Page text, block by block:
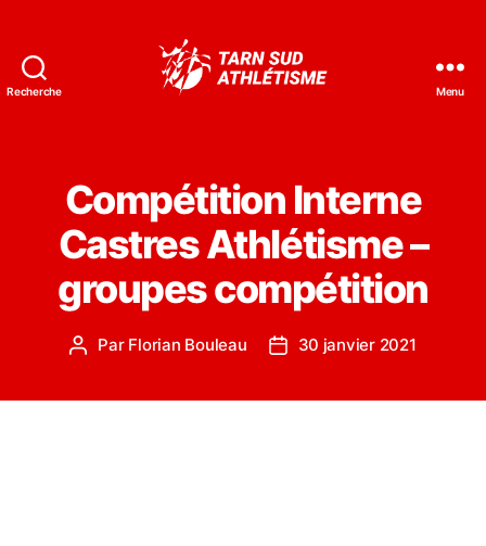
Recherche Menu
Compétition Interne
Castres Athlétisme –
groupes compétition
Auteur
Par Florian Bouleau
Date30 janvier 2021